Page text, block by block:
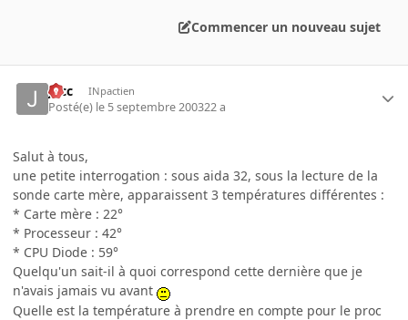
Commencer un nouveau sujet
Jacc INpactien
Posté(e) le 5 septembre 200322 a
Salut à tous,
une petite interrogation : sous aida 32, sous la lecture de la
sonde carte mère, apparaissent 3 températures différentes :
* Carte mère : 22°
* Processeur : 42°
* CPU Diode : 59°
Quelqu'un sait-il à quoi correspond cette dernière que je
n'avais jamais vu avant
Quelle est la température à prendre en compte pour le proc